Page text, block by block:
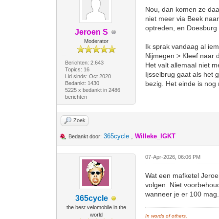
Jeroen S
Moderator
Berichten: 2.643
Topics: 16
Lid sinds: Oct 2020
Bedankt: 1430
5225 x bedankt in 2486
berichten
Nou, dan komen ze
niet meer via Beek
optreden, en Doesburg
Ik sprak vandaag al
Nijmegen > Kleef naar
Het valt allemaal niet
Ijsselbrug gaat als het
bezig. Het einde is nog
Zoek
Bedankt door: 365cycle ,Willeke_IGKT
365cycle
the best velomobile in the
world
07-Apr-2026, 06:06 PM
Wat een mafketel
volgen. Niet
wanneer je er 100 mag.
In words of others,